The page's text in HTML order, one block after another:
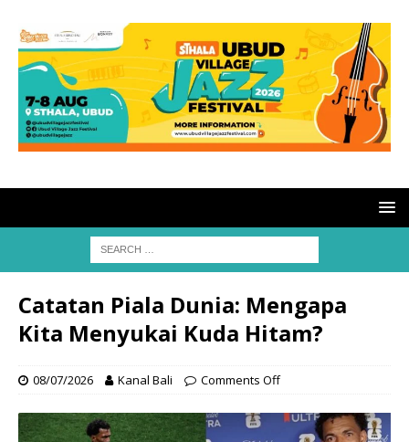
Catatan Piala Dunia: Mengapa
Kita Menyukai Kuda Hitam?
08/07/2026 Kanal Bali Comments Off